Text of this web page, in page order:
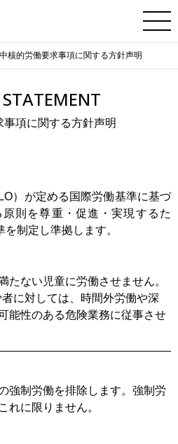
中核的労働要求事項に関する方針声明
項に関する方針声明
）が定める国際労働基準に基づ
則を尊重・促進・実現するた
制定し準拠します。
たない児童に労働させません。
に対しては、時間外労働や深
能性のある危険業務に従事させ
強制労働を排除します。強制労
れに限りません。